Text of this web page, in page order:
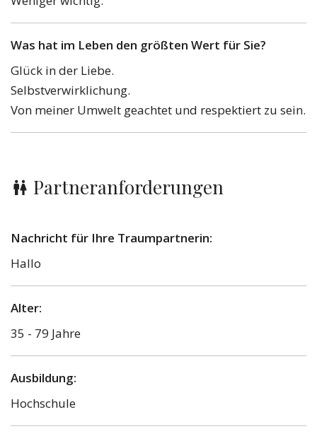
Was hat im Leben den größten Wert für Sie?
Glück in der Liebe.
Selbstverwirklichung.
Von meiner Umwelt geachtet und respektiert zu sein.
Partneranforderungen
Nachricht für Ihre Traumpartnerin:
Hallo
Alter:
35 - 79 Jahre
Ausbildung:
Hochschule